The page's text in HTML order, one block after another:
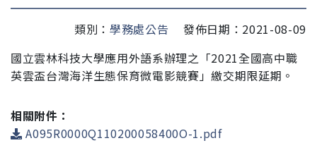
類別： 學務處公告
發佈日期：2021-08-09
國立雲林科技大學應用外語系辦理之「2021全國高中職
英雲盃台灣海洋生態保育微電影競賽」繳交期限延期。
相關附件：
A095R0000Q110200058400O-1.pdf